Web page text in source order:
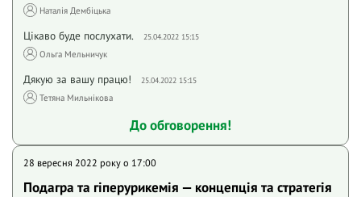
Наталія Дембіцька
Цікаво буде послухати. 25.04.2022 15:15
Ольга Мельничук
Дякую за вашу працю! 25.04.2022 15:15
Тетяна Мильнікова
До обговорення!
28 вересня 2022 року o 17:00
Подагра та гіперурикемія — концепція та стратегія